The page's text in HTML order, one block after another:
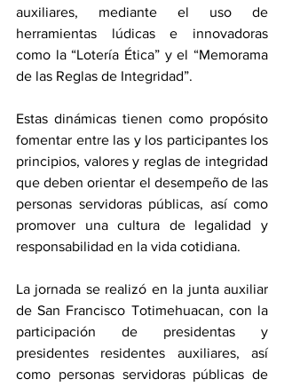
auxiliares, mediante el uso de
herramientas lúdicas e innovadoras
como la “Lotería Ética” y el “Memorama
de las Reglas de Integridad”.
Estas dinámicas tienen como propósito
fomentar entre las y los participantes los
principios, valores y reglas de integridad
que deben orientar el desempeño de las
personas servidoras públicas, así como
promover una cultura de legalidad y
responsabilidad en la vida cotidiana.
La jornada se realizó en la junta auxiliar
de San Francisco Totimehuacan, con la
participación de presidentas y
presidentes residentes auxiliares, así
como personas servidoras públicas de